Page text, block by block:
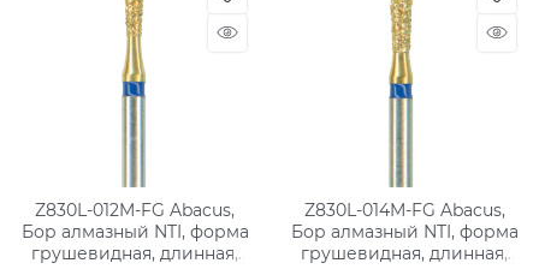
Z830L-012M-FG Abacus,
Бор алмазный NTI, форма
грушевидная, длинная,
Z830L-014M-FG Abacus,
Бор алмазный NTI, форма
грушевидная, длинная,